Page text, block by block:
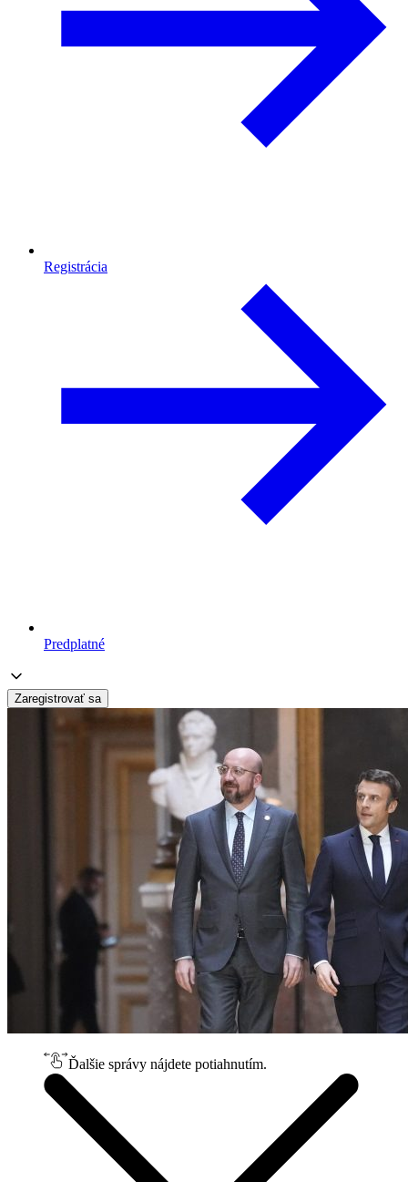
Registrácia
Predplatné
Zaregistrovať sa
Ďalšie správy nájdete potiahnutím.